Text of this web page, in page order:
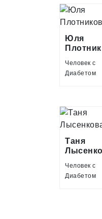
Юля
Человек с
Диабетом
Таня
Человек с
Диабетом